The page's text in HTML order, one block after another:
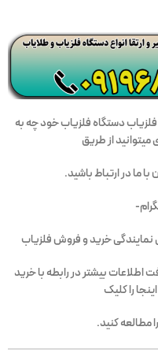
دستگاه فلزیابخود چه به
از طریق
ما در ارتباط باشید.
نمایندگی خرید و فروش فلزیاب
اطلاعات بیشتر در رابطه با خرید
را کلیک
مطالعه کنید.